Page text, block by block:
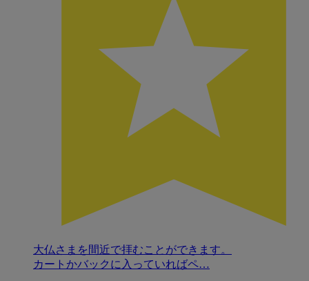
大仏さまを間近で拝むことができます。
カートかバックに入っていればペ…